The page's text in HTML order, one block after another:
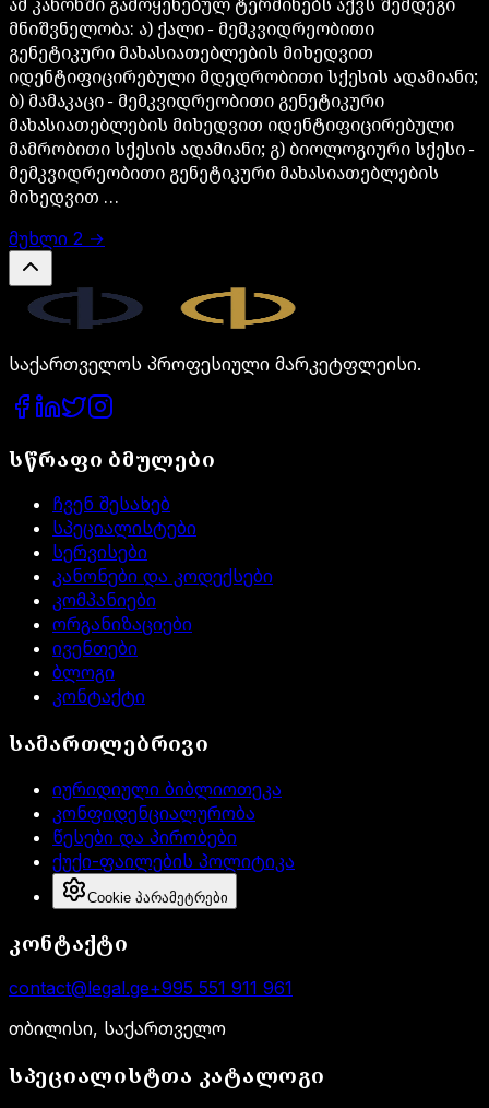
მნიშვნელობა: ა) ქალი − მემკვიდრეობითი
გენეტიკური მახასიათებლების მიხედვით
იდენტიფიცირებული მდედრობითი სქესის ადამიანი;
ბ) მამაკაცი − მემკვიდრეობითი გენეტიკური
მახასიათებლების მიხედვით იდენტიფიცირებული
მამრობითი სქესის ადამიანი; გ) ბიოლოგიური სქესი −
მემკვიდრეობითი გენეტიკური მახასიათებლების
მიხედვით …
მუხლი 2 →
საქართველოს პროფესიული მარკეტფლეისი.
სწრაფი ბმულები
ჩვენ შესახებ
სპეციალისტები
სერვისები
კანონები და კოდექსები
კომპანიები
ორგანიზაციები
ივენთები
ბლოგი
კონტაქტი
სამართლებრივი
იურიდიული ბიბლიოთეკა
კონფიდენციალურობა
წესები და პირობები
ქუქი-ფაილების პოლიტიკა
Cookie პარამეტრები
კონტაქტი
contact@legal.ge+995 551 911 961
თბილისი, საქართველო
სპეციალისტთა კატალოგი